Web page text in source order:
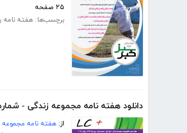
۲۵ صفحه
برچسب‌ها: هفته نامه
دانلود هفته نامه مجموعه زندگی - شماره
از: هفته نامه مجموعه